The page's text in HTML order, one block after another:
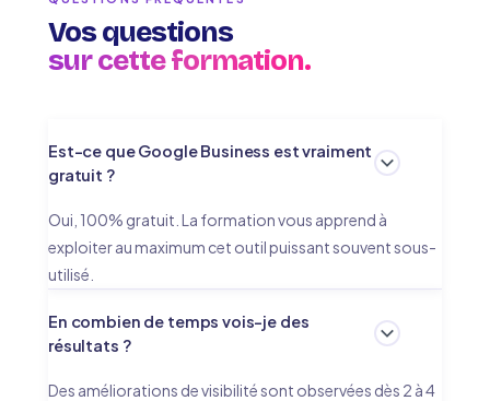
Vos questions
sur cette formation.
Est-ce que Google Business est vraiment
gratuit ?
Oui, 100% gratuit. La formation vous apprend à
exploiter au maximum cet outil puissant souvent sous-
utilisé.
En combien de temps vois-je des
résultats ?
Des améliorations de visibilité sont observées dès 2 à 4